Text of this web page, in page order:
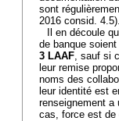
sont
2016 consid. 4.5).
Il en découle
de banque
3 LAAF, sauf si
leur remise
noms des
leur identité est
renseignement
cas, force est de